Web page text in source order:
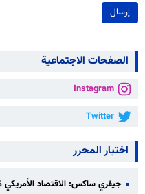
إرسال
الصفحات الاجتماعية
Instagram
Twitter
اختيار المحرر
جيفري ساكس: الاقتصاد الأمريكي